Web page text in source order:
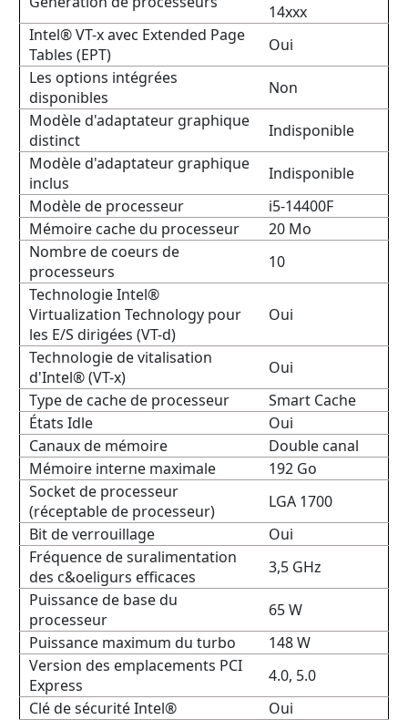
14xxx
Intel® VT-x avec Extended Page
Tables (EPT)
Oui
Les options intégrées
disponibles
Non
Modèle d'adaptateur graphique
distinct
Indisponible
Modèle d'adaptateur graphique
inclus
Indisponible
Modèle de processeur
i5-14400F
Mémoire cache du processeur
20 Mo
Nombre de coeurs de
processeurs
10
Technologie Intel®
Virtualization Technology pour
les E/S dirigées (VT-d)
Oui
Technologie de vitalisation
d'Intel® (VT-x)
Oui
Type de cache de processeur
Smart Cache
États Idle
Oui
Canaux de mémoire
Double canal
Mémoire interne maximale
192 Go
Socket de processeur
(réceptable de processeur)
LGA 1700
Bit de verrouillage
Oui
Fréquence de suralimentation
des c&oeligurs efficaces
3,5 GHz
Puissance de base du
processeur
65 W
Puissance maximum du turbo
148 W
Version des emplacements PCI
Express
4.0, 5.0
Clé de sécurité Intel®
Oui